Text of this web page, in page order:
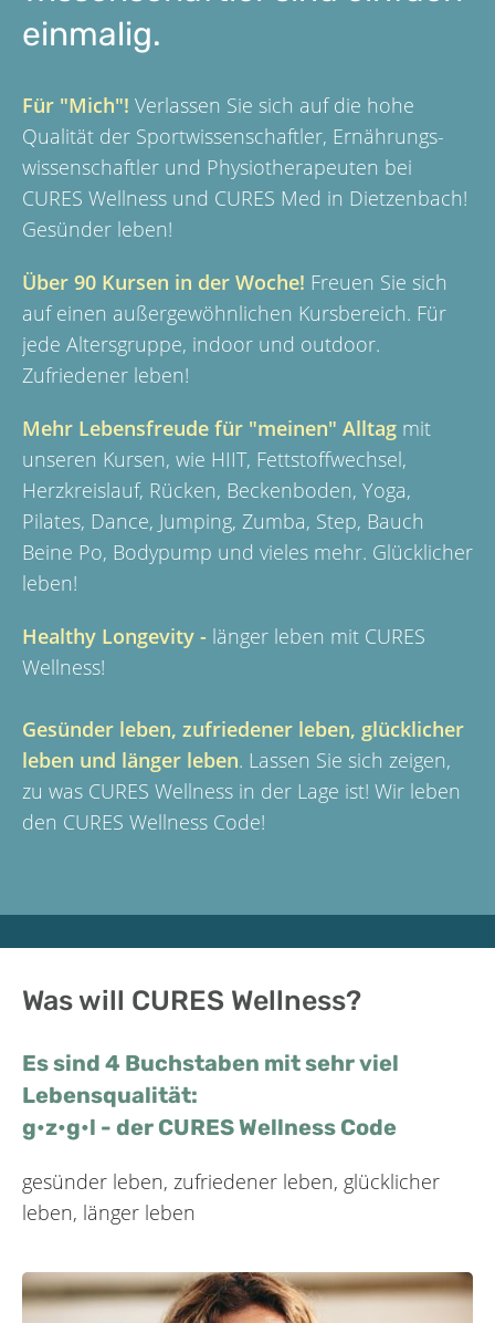
einmalig.
Für "Mich"! Verlassen Sie sich auf die hohe
Qualität der Sportwissenschaftler, Ernährungs­
wissenschaftler und Physio­therapeuten bei
CURES Wellness und CURES Med in Dietzenbach!
Gesünder leben!
Über 90 Kursen in der Woche! Freuen Sie sich
auf einen außergewöhnlichen Kursbereich. Für
jede Altersgruppe, indoor und outdoor.
Zufriedener leben!
Mehr Lebensfreude für "meinen" Alltag mit
unseren Kursen, wie HIIT, Fettstoffwechsel,
Herzkreislauf, Rücken, Beckenboden, Yoga,
Pilates, Dance, Jumping, Zumba, Step, Bauch
Beine Po, Bodypump und vieles mehr. Glücklicher
leben!
Healthy Longevity - länger leben mit CURES
Wellness!
Gesünder leben, zufriedener leben, glücklicher
leben und länger leben. Lassen Sie sich zeigen,
zu was CURES Wellness in der Lage ist! Wir leben
den CURES Wellness Code!
Was will CURES Wellness?
Es sind 4 Buchstaben mit sehr viel
Lebensqualität:
g•z•g•l - der CURES Wellness Code
gesünder leben, zufriedener leben, glücklicher
leben, länger leben